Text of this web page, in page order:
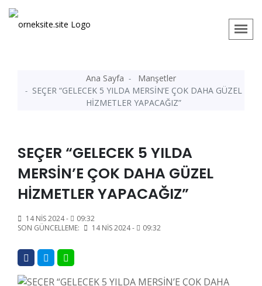
Ana Sayfa
Manşetler
SEÇER “GELECEK 5 YILDA MERSİN’E ÇOK DAHA GÜZEL
HİZMETLER YAPACAĞIZ”
SEÇER “GELECEK 5 YILDA
MERSİN’E ÇOK DAHA GÜZEL
HİZMETLER YAPACAĞIZ”
14 NIS 2024 -
09:32
SON GÜNCELLEME:
14 NIS 2024 - 09:32